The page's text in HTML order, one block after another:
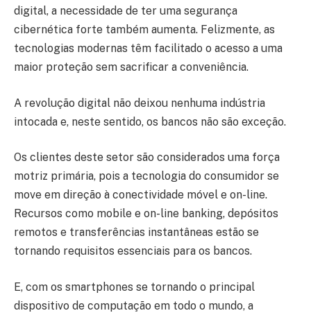
digital, a necessidade de ter uma segurança
cibernética forte também aumenta. Felizmente, as
tecnologias modernas têm facilitado o acesso a uma
maior proteção sem sacrificar a conveniência.
A revolução digital não deixou nenhuma indústria
intocada e, neste sentido, os bancos não são exceção.
Os clientes deste setor são considerados uma força
motriz primária, pois a tecnologia do consumidor se
move em direção à conectividade móvel e on-line.
Recursos como mobile e on-line banking, depósitos
remotos e transferências instantâneas estão se
tornando requisitos essenciais para os bancos.
E, com os smartphones se tornando o principal
dispositivo de computação em todo o mundo, a